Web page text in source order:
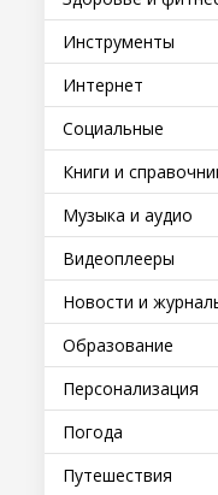
Инструменты
Интернет
Социальные
Книги и
Музыка и аудио
Видеоплееры
Новости и
Образование
Персонализация
Погода
Путешествия